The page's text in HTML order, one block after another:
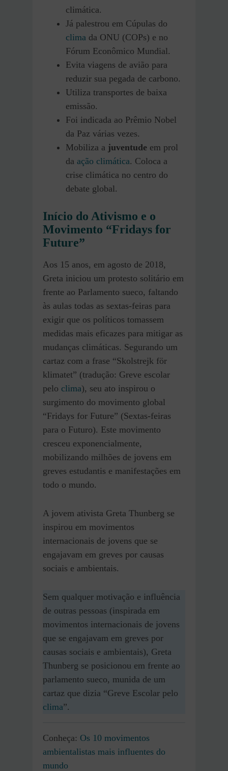
climática.
Já palestrou em Cúpulas do
clima da ONU (COPs) e no
Fórum Econômico Mundial.
Evita viagens de avião para
reduzir sua pegada de carbono.
Utiliza transportes de baixa
emissão.
Foi indicada ao Prêmio Nobel
da Paz várias vezes.
Mobiliza a juventude em prol
da ação climática. Coloca a
crise climática no centro do
debate global.
Início do Ativismo e o
Movimento “Fridays for
Future”
Aos 15 anos, em agosto de 2018,
Greta iniciou um protesto solitário em
frente ao Parlamento sueco, faltando
às aulas todas as sextas-feiras para
exigir que os políticos tomassem
medidas mais eficazes para mitigar as
mudanças climáticas. Segurando um
cartaz com a frase “Skolstrejk för
klimatet” (tradução: Greve escolar
pelo clima), seu ato inspirou o
surgimento do movimento global
“Fridays for Future” (Sextas-feiras
para o Futuro). Este movimento
cresceu exponencialmente,
mobilizando milhões de jovens em
greves estudantis e manifestações em
todo o mundo.
A jovem ativista Greta Thunberg se
inspirou em movimentos
internacionais de jovens que se
engajavam em greves por causas
sociais e ambientais.
Sem qualquer motivação e influência
de outras pessoas (inspirada em
movimentos internacionais de jovens
que se engajavam em greves por
causas sociais e ambientais), Greta
Thunberg se posicionou em frente ao
parlamento sueco, munida de um
cartaz que dizia “Greve Escolar pelo
clima”.
Conheça: Os 10 movimentos
ambientalistas mais influentes do
mundo